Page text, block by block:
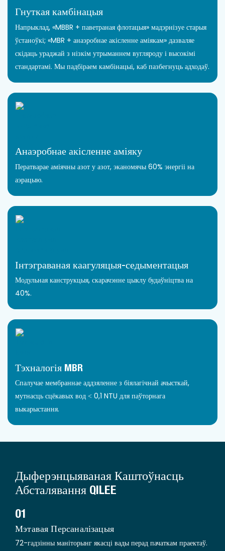
Гнуткая камбінацыя
Напрыклад, «MBBR + паветраная флотацыя» мадэрнізуе старыя
ўстаноўкі; «MBR + анаэробнае акісленне аміякам» дазваляе
скідаць ураджай з нізкім утрыманнем вугляроду і высокімі
стандартамі. Мы падбіраем камбінацыі, каб пазбегнуць адходаў.
Анаэробнае акісленне аміяку
Ператварае аміячны азот у азот, эканомячы 60% энергіі на
аэрацыю.
Інтэграваная каагуляцыя-седыментацыя
Модульная канструкцыя, скарачэнне цыклу будаўніцтва на
40%.
Тэхналогія MBR
Спалучае мембраннае аддзяленне з біялагічнай ачысткай,
мутнасць сцёкавых вод < 0,1 NTU для паўторнага
выкарыстання.
Дыферэнцыяваная Каштоўнасць
Абсталявання QILEE
01
Мэтавая Персаналізацыя
72-гадзінны маніторынг якасці вады перад пачаткам праектаў.